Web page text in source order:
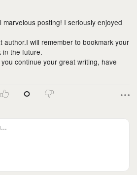
posting! I seriously enjoyed
author.I will remember to bookmark your
in the future.
continue your great writing, have
0